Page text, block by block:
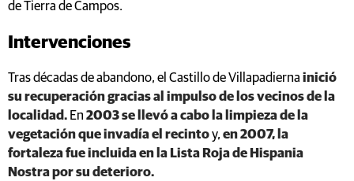
de Tierra de Campos.
Intervenciones
Tras décadas de abandono, el Castillo de Villapadierna inició
su recuperación gracias al impulso de los vecinos de la
localidad. En 2003 se llevó a cabo la limpieza de la
vegetación que invadía el recintoy, en 2007, la
fortaleza fue incluida en la Lista Roja de Hispania
Nostra por su deterioro.